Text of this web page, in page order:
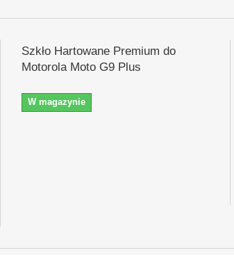
Szkło Hartowane Premium do
Motorola Moto G9 Plus
W magazynie